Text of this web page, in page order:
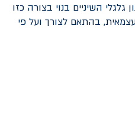
גלגלי השיניים בנוי בצורה כזו
בהתאם לצורך ועל פי